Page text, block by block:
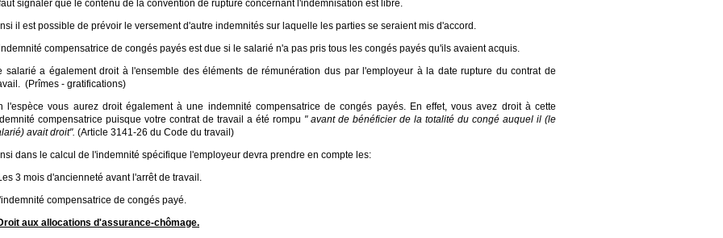
signaler que le contenu de la convention de rupture concernant l'indemnisation est libre.
il est possible de prévoir le versement d'autre indemnités sur laquelle les parties se seraient mis d'accord.
compensatrice de congés payés est due si le salarié n'a pas pris tous les congés payés qu'ils avaient acquis.
salarié a également droit à l'ensemble des éléments de rémunération dus par l'employeur à la date rupture du contrat de
(Prîmes - gratifications)
l'espèce vous aurez droit également à une indemnité compensatrice de congés payés. En effet, vous avez droit à cette
compensatrice puisque votre contrat de travail a été rompu " avant de bénéficier de la totalité du congé auquel il (le
avait droit". (Article 3141-26 du Code du travail)
dans le calcul de l'indemnité spécifique l'employeur devra prendre en compte les:
3 mois d'ancienneté avant l'arrêt de travail.
compensatrice de congés payé.
aux allocations d'assurance-chômage.